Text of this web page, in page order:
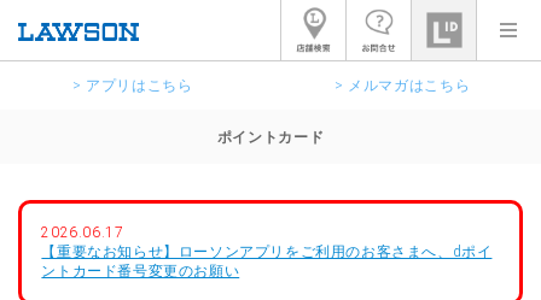
> アプリはこちら > メルマガはこちら
ポイントカード
2026.06.17
【重要なお知らせ】ローソンアプリをご利用のお客さまへ、dポイ
ントカード番号変更のお願い